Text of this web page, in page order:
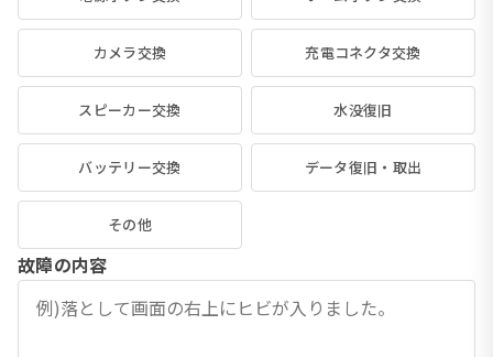
カメラ交換 充電コネクタ交換
スピーカー交換 水没復旧
バッテリー交換 データ復旧・取出
その他
故障の内容